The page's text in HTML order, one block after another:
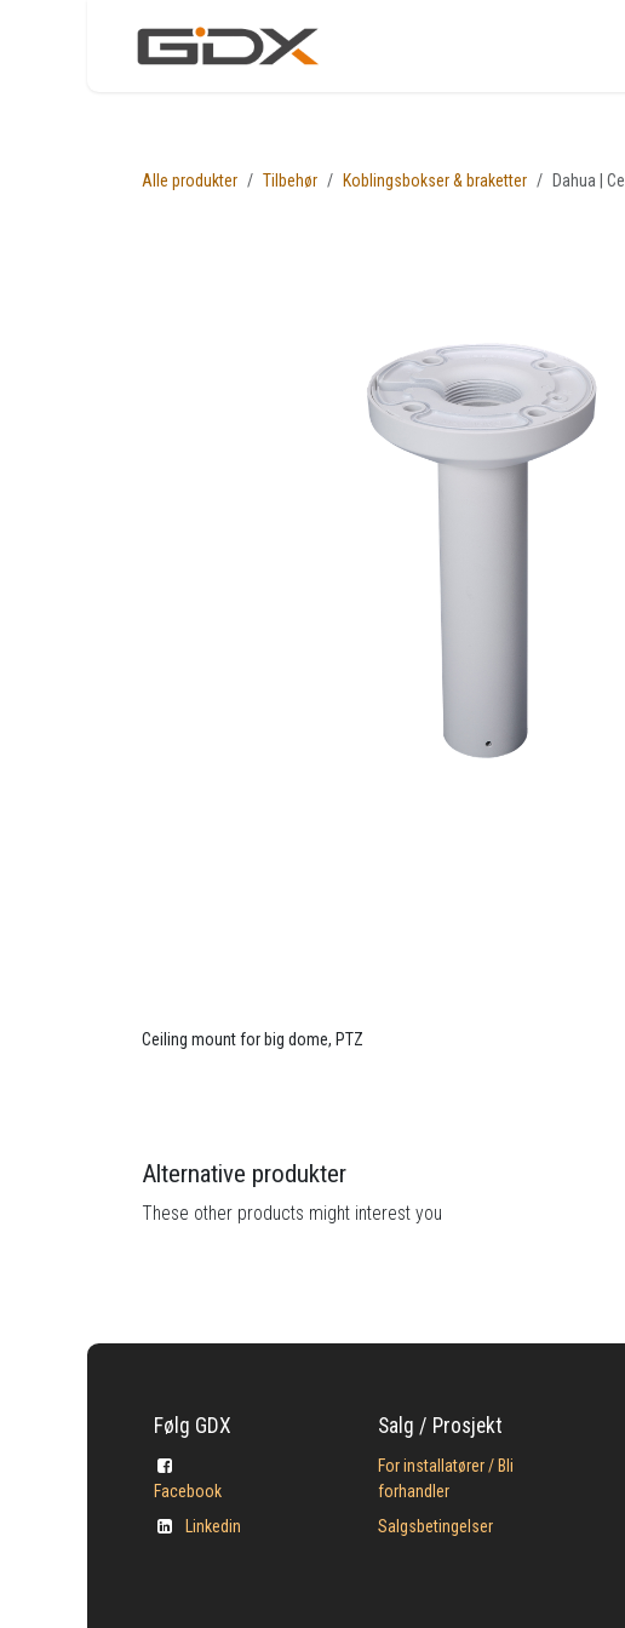
Alle produkter Tilbehør Koblingsbokser & braketter Dahua |
Ceiling mount for big dome, PTZ
Alternative produkter
These other products might interest you
Følg GDX
Facebook
Linkedin
Salg / Prosjekt
For installatører / Bli
forhandler
Salgsbetingelser